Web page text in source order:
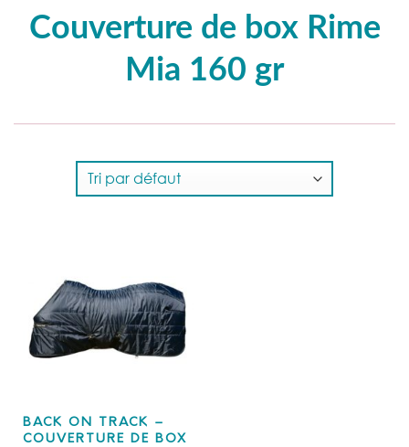
Couverture de box Rime
Mia 160 gr
BACK ON TRACK –
COUVERTURE DE BOX